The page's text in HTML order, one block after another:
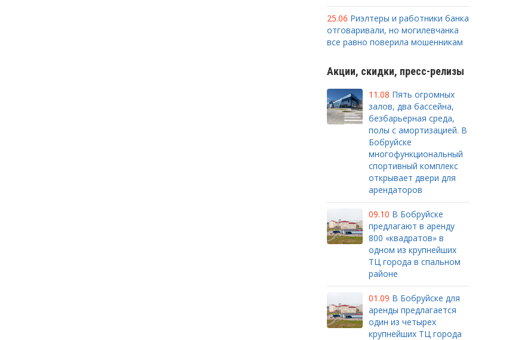
25.06 Риэлтеры и работники банка
отговаривали, но могилевчанка
все равно поверила мошенникам
Акции, скидки, пресс-релизы
11.08 Пять огромных
залов, два бассейна,
безбарьерная среда,
полы с амортизацией. В
Бобруйске
многофункциональный
спортивный комплекс
открывает двери для
арендаторов
09.10 В Бобруйске
предлагают в аренду
800 «квадратов» в
одном из крупнейших
ТЦ города в спальном
районе
01.09 В Бобруйске для
аренды предлагается
один из четырех
крупнейших ТЦ города